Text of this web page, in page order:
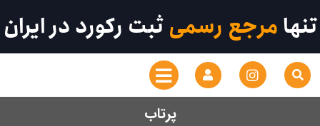
تنهامرجع رسمیثبت رکورد در ایران
پرتاب